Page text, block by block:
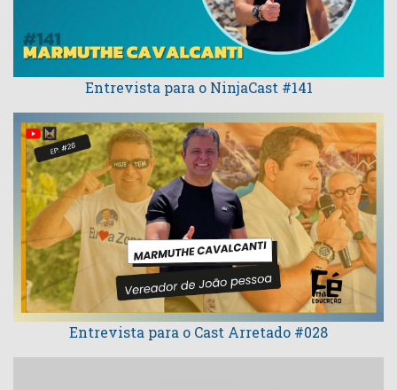
Entrevista para o NinjaCast #141
Entrevista para o Cast Arretado #028